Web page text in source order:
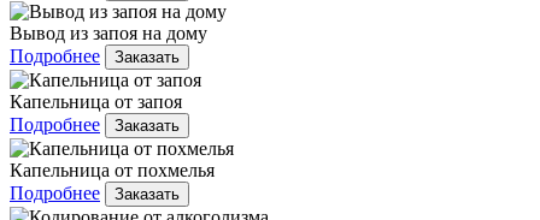
Вывод из запоя на дому
Подробнее
Заказать
Капельница от запоя
Подробнее
Заказать
Капельница от похмелья
Подробнее
Заказать